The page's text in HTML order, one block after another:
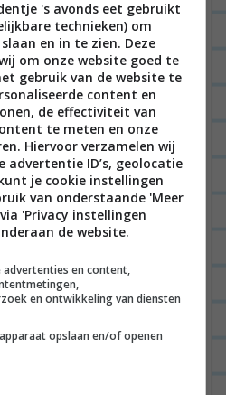
een leuk restaurant
Dan zit je hier
Een tijd geleden...
's avonds eet gebruikt
technieken) om
en in te zien. Deze
om onze website goed te
gebruik van de website te
content en
de effectiviteit van
te meten en onze
Hiervoor verzamelen wij
advertentie ID’s, geolocatie
je cookie instellingen
van onderstaande 'Meer
'Privacy instellingen
de website.
advertenties en content,
en ontwikkeling van diensten
opslaan en/of openen